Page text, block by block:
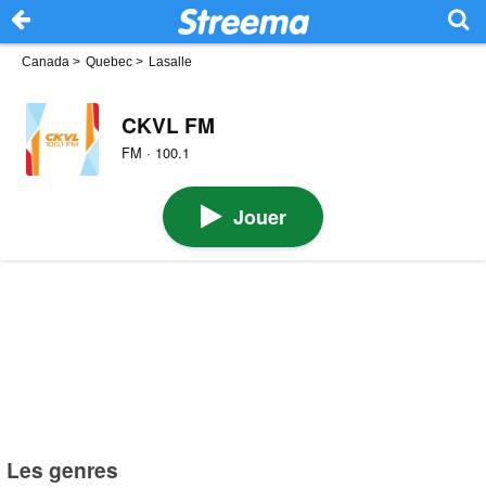
Canada > Quebec > Lasalle
CKVL FM
FM · 100.1
Jouer
Les genres